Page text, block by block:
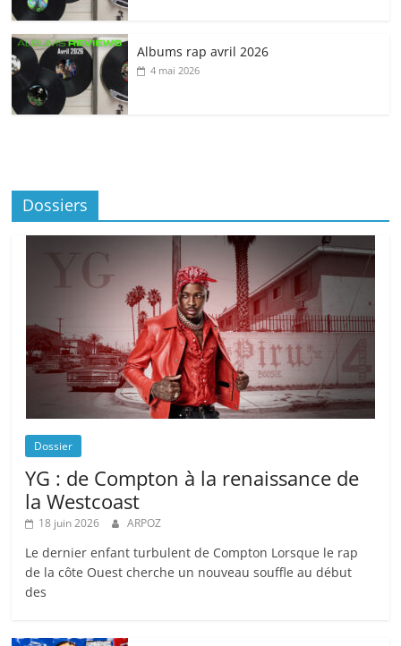
Albums rap avril 2026
4 mai 2026
Dossiers
Dossier
YG : de Compton à la renaissance de
la Westcoast
18 juin 2026 ARPOZ
Le dernier enfant turbulent de Compton Lorsque le rap
de la côte Ouest cherche un nouveau souffle au début
des